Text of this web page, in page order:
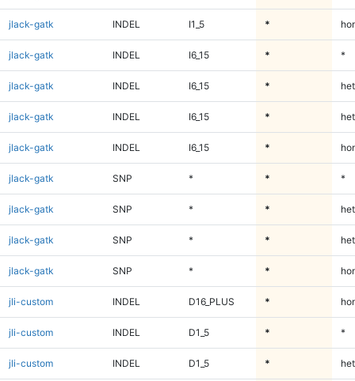
jlack-gatk INDEL I1_5 *
jlack-gatk INDEL I6_15 * *
jlack-gatk INDEL I6_15 * het
jlack-gatk INDEL I6_15 *
jlack-gatk INDEL I6_15 *
jlack-gatk SNP * * *
jlack-gatk SNP * * het
jlack-gatk SNP * *
jlack-gatk SNP * *
jli-custom INDEL D16_PLUS *
jli-custom INDEL D1_5 * *
jli-custom INDEL D1_5 * het